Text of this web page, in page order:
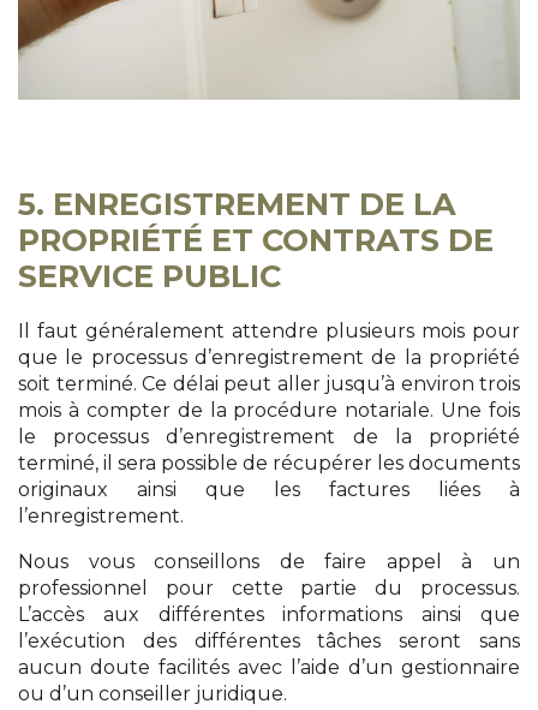
5. ENREGISTREMENT DE LA
PROPRIÉTÉ ET CONTRATS DE
SERVICE PUBLIC
Il faut généralement attendre plusieurs mois pour
que le processus d’enregistrement de la propriété
soit terminé. Ce délai peut aller jusqu’à environ trois
mois à compter de la procédure notariale. Une fois
le processus d’enregistrement de la propriété
terminé, il sera possible de récupérer les documents
originaux ainsi que les factures liées à
l’enregistrement.
Nous vous conseillons de faire appel à un
professionnel pour cette partie du processus.
L’accès aux différentes informations ainsi que
l’exécution des différentes tâches seront sans
aucun doute facilités avec l’aide d’un gestionnaire
ou d’un conseiller juridique.